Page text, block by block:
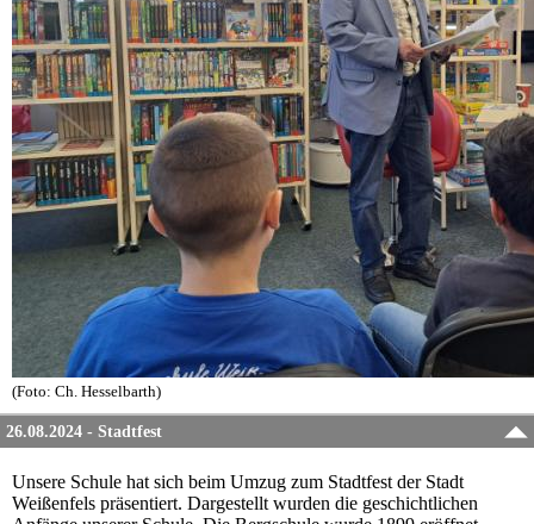
(Foto: Ch. Hesselbarth)
26.08.2024 - Stadtfest
Unsere Schule hat sich beim Umzug zum Stadtfest der Stadt
Weißenfels präsentiert. Dargestellt wurden die geschichtlichen